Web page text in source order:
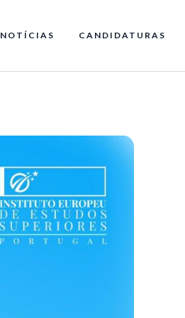
NOTÍCIAS CANDIDATURAS